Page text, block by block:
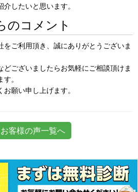
したいと思います。
のコメント
をご利用頂き、誠にありがとうございま
どございましたらお気軽にご相談頂けま
。
願い申し上げます。
お客様の声一覧へ